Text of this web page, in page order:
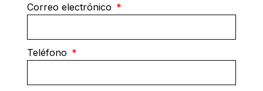
Correo electrónico
Teléfono